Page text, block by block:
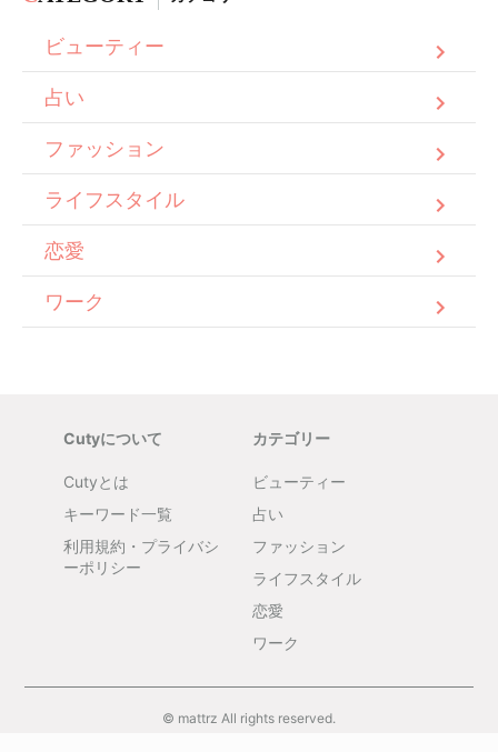
ビューティー
占い
ファッション
ライフスタイル
恋愛
ワーク
Cutyについて
Cutyとは
キーワード一覧
利用規約・プライバシ
ーポリシー
カテゴリー
ビューティー
占い
ファッション
ライフスタイル
恋愛
ワーク
© mattrz All rights reserved.